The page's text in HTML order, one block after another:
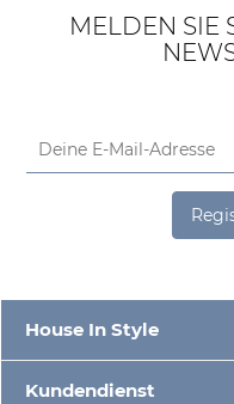
MELDEN SIE
House In Style
Kundendienst